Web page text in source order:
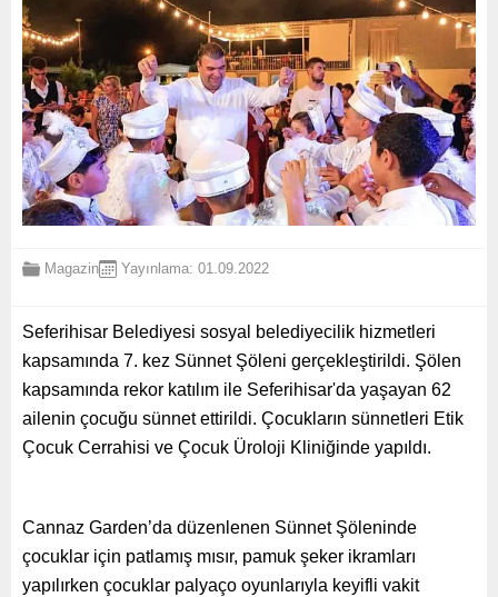
Magazin Yayınlama: 01.09.2022
Seferihisar Belediyesi sosyal belediyecilik hizmetleri
kapsamında 7. kez Sünnet Şöleni gerçekleştirildi. Şölen
kapsamında rekor katılım ile Seferihisar'da yaşayan 62
ailenin çocuğu sünnet ettirildi. Çocukların sünnetleri Etik
Çocuk Cerrahisi ve Çocuk Üroloji Kliniğinde yapıldı.
Cannaz Garden’da düzenlenen Sünnet Şöleninde
çocuklar için patlamış mısır, pamuk şeker ikramları
yapılırken çocuklar palyaço oyunlarıyla keyifli vakit